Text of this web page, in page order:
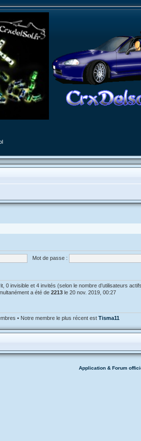
Mot de passe :
0 invisible et 4 invités (selon le nombre d’utilisateurs
a été de 2213 le 20 nov. 2019, 00:27
• Notre membre le plus récent est Tisma11
Application & Forum